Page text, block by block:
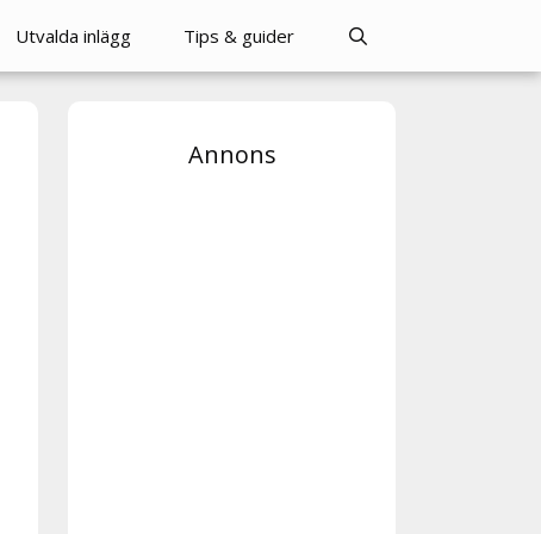
Utvalda inlägg Tips & guider
Annons